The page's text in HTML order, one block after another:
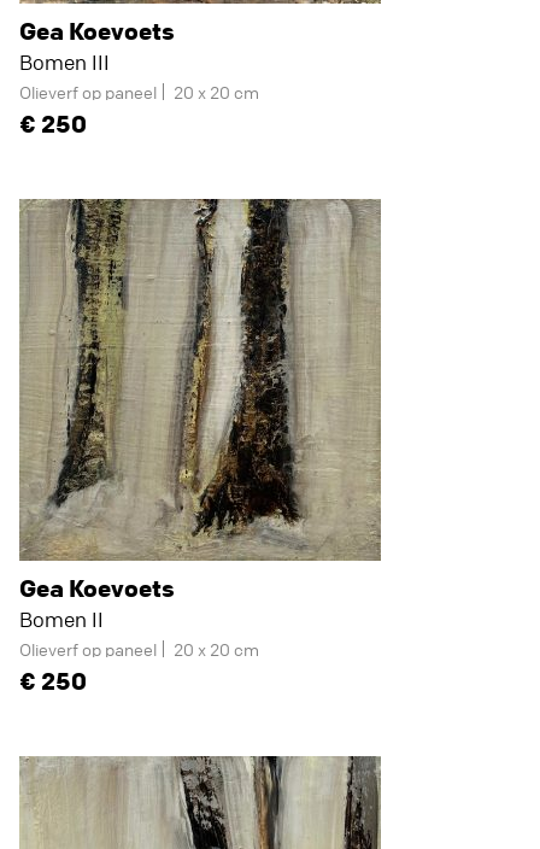
Gea Koevoets
Bomen III
Olieverf op paneel 20 x 20 cm
250
Gea Koevoets
Bomen II
Olieverf op paneel 20 x 20 cm
250